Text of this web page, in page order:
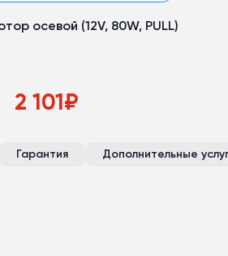
осевой (12V, 80W, PULL)
2 101 ₽
Гарантия Дополнительные